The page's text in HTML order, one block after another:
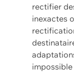
rectifier
inexactes